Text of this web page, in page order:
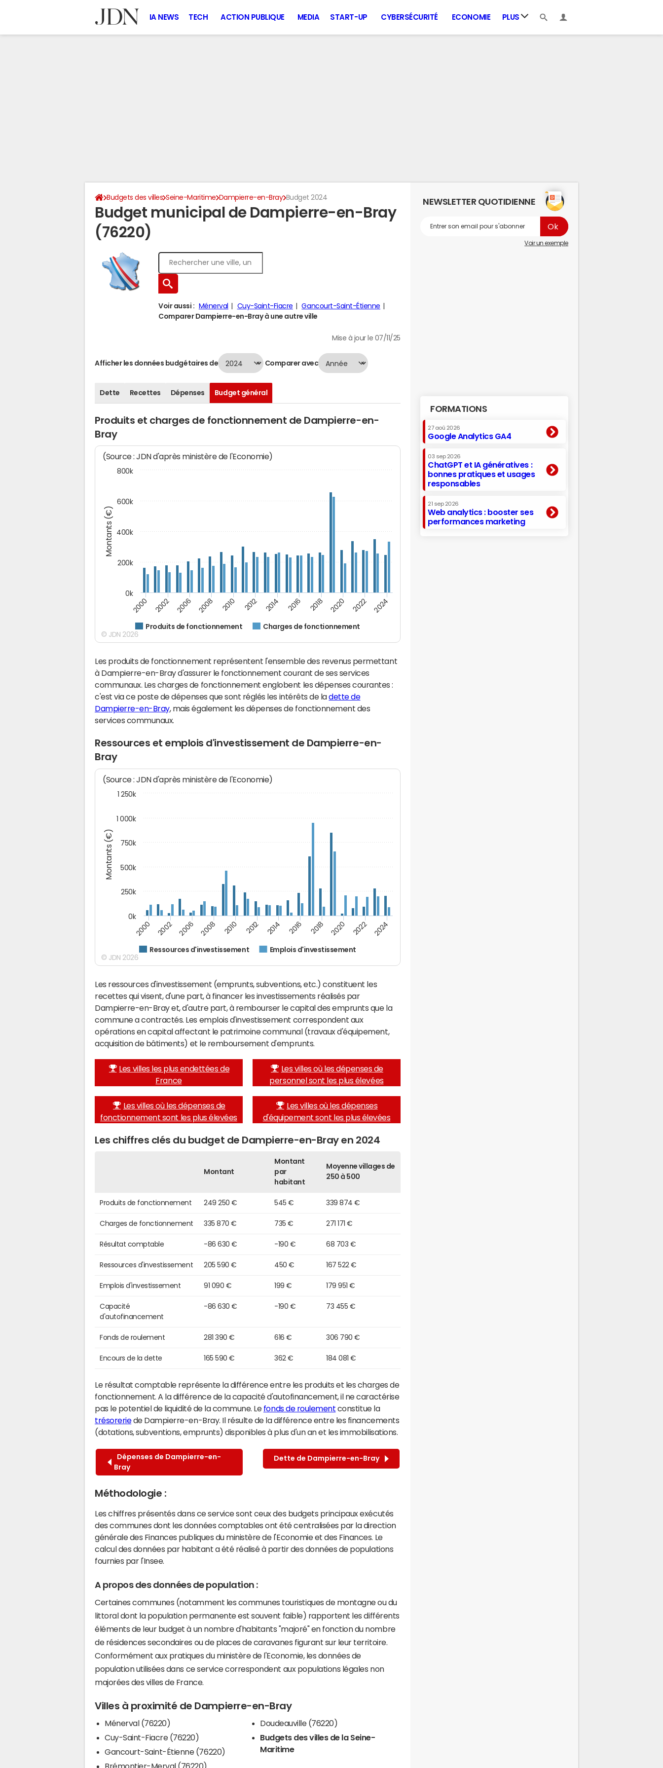
IA NEWS TECH ACTION PUBLIQUE MEDIA START-UP CYBERSÉCURITÉ ECONOMIE PLUS
Budgets des villes Seine-Maritime Dampierre-en-Bray Budget 2024
Budget municipal de Dampierre-en-Bray
(76220)
Voir aussi : Ménerval Cuy-Saint-Fiacre
Gancourt-Saint-Étienne
Comparer Dampierre-en-Bray à une autre ville
Mise à jour le 07/11/25
Afficher les données budgétaires de Comparer avec
Dette Recettes Dépenses Budget général
Produits et charges de fonctionnement de Dampierre-en-
Bray
Montants (€)
(Source : JDN d'après ministère de l'Economie)
Produits de fonctionnement Charges de fonctionnement
2000 2002 2006 2008 2010 2012 2014 2016 2018 2020 2022 2024
0k
200k
400k
600k
800k
© JDN 2026
Les produits de fonctionnement représentent l'ensemble des revenus permettant
à Dampierre-en-Bray d'assurer le fonctionnement courant de ses services
communaux. Les charges de fonctionnement englobent les dépenses courantes :
c'est via ce poste de dépenses que sont réglés les intérêts de ladette de
Dampierre-en-Bray, mais également les dépenses de fonctionnement des
services communaux.
Ressources et emplois d'investissement de Dampierre-en-
Bray
Montants (€)
(Source : JDN d'après ministère de l'Economie)
Ressources d'investissement Emplois d'investissement
2000 2002 2006 2008 2010 2012 2014 2016 2018 2020 2022 2024
0k
250k
500k
750k
1 000k
1 250k
© JDN 2026
Les ressources d'investissement (emprunts, subventions, etc.) constituent les
recettes qui visent, d'une part, à financer les investissements réalisés par
Dampierre-en-Bray et, d'autre part, à rembourser le capital des emprunts que la
commune a contractés. Les emplois d'investissement correspondent aux
opérations en capital affectant le patrimoine communal (travaux d'équipement,
acquisition de bâtiments) et le remboursement d'emprunts.
Les villes les plus endettées de
France
Les villes où les dépenses de
personnel sont les plus élevées
Les villes où les dépenses de
fonctionnement sont les plus élevées
Les villes où les dépenses
d'équipement sont les plus élevées
Les chiffres clés du budget de Dampierre-en-Bray en 2024
Montant
Montant
par
habitant
Moyenne villages de
250 à 500
Produits de fonctionnement 249 250 € 545 € 339 874 €
Charges de fonctionnement 335 870 € 735 € 271 171 €
Résultat comptable -86 630 € -190 € 68 703 €
Ressources d'investissement 205 590 € 450 € 167 522 €
Emplois d'investissement 91 090 € 199 € 179 951 €
Capacité
d'autofinancement
-86 630 € -190 € 73 455 €
Fonds de roulement 281 390 € 616 € 306 790 €
Encours de la dette 165 590 € 362 € 184 081 €
Le résultat comptable représente la différence entre les produits et les charges de
fonctionnement. A la différence de la capacité d'autofinancement, il ne caractérise
pas le potentiel de liquidité de la commune. Le fonds de roulement constitue la
trésoreriede Dampierre-en-Bray. Il résulte de la différence entre les financements
(dotations, subventions, emprunts) disponibles à plus d'un an et les immobilisations.
Dépenses de Dampierre-en-
Bray
Dette de Dampierre-en-Bray
Méthodologie :
Les chiffres présentés dans ce service sont ceux des budgets principaux exécutés
des communes dont les données comptables ont été centralisées par la direction
générale des Finances publiques du ministère de l'Economie et des Finances. Le
calcul des données par habitant a été réalisé à partir des données de populations
fournies par l'Insee.
A propos des données de population :
Certaines communes (notamment les communes touristiques de montagne ou du
littoral dont la population permanente est souvent faible) rapportent les différents
éléments de leur budget à un nombre d'habitants "majoré" en fonction du nombre
de résidences secondaires ou de places de caravanes figurant sur leur territoire.
Conformément aux pratiques du ministère de l'Economie, les données de
population utilisées dans ce service correspondent aux populations légales non
majorées des villes de France.
Villes à proximité de Dampierre-en-Bray
Ménerval (76220)
Cuy-Saint-Fiacre (76220)
Gancourt-Saint-Étienne (76220)
Brémontier-Merval (76220)
Doudeauville (76220)
Budgets des villes de la Seine-
Maritime
NEWSLETTER QUOTIDIENNE
Voir un exemple
FORMATIONS
27 aoû 2026
Google Analytics GA4
03 sep 2026
ChatGPT et IA génératives :
bonnes pratiques et usages
responsables
21 sep 2026
Web analytics : booster ses
performances marketing